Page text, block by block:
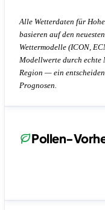
Alle Wetterdaten für
basieren auf den
Wettermodelle (ICON,
Modellwerte durch echte
Region — ein
Prognosen.
Pollen-